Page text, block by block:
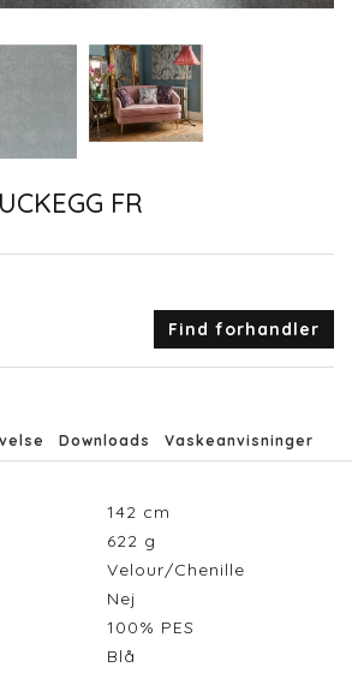
FR
Find forhandler
Downloads Vaskeanvisninger
142 cm
622 g
Velour/Chenille
Nej
100% PES
Blå